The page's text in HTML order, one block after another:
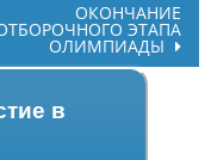
ОКОНЧАНИЕ
ЭТАПА
ОЛИМПИАДЫ
в